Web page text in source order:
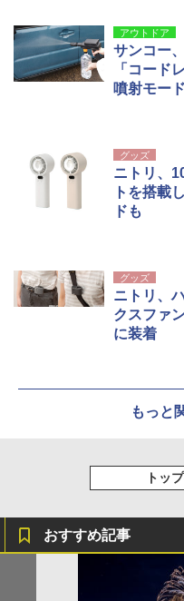
アウトドア
サンコー
「コード
噴射モー
グッズ
ニトリ、
トを搭載
ドも
グッズ
ニトリ、
クスファ
に装着
もっと
トッ
おすすめ記事